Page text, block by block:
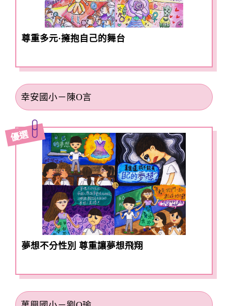
尊重多元·擁抱自己的舞台
幸安國小－陳O言
優選
夢想不分性別 尊重讓夢想飛翔